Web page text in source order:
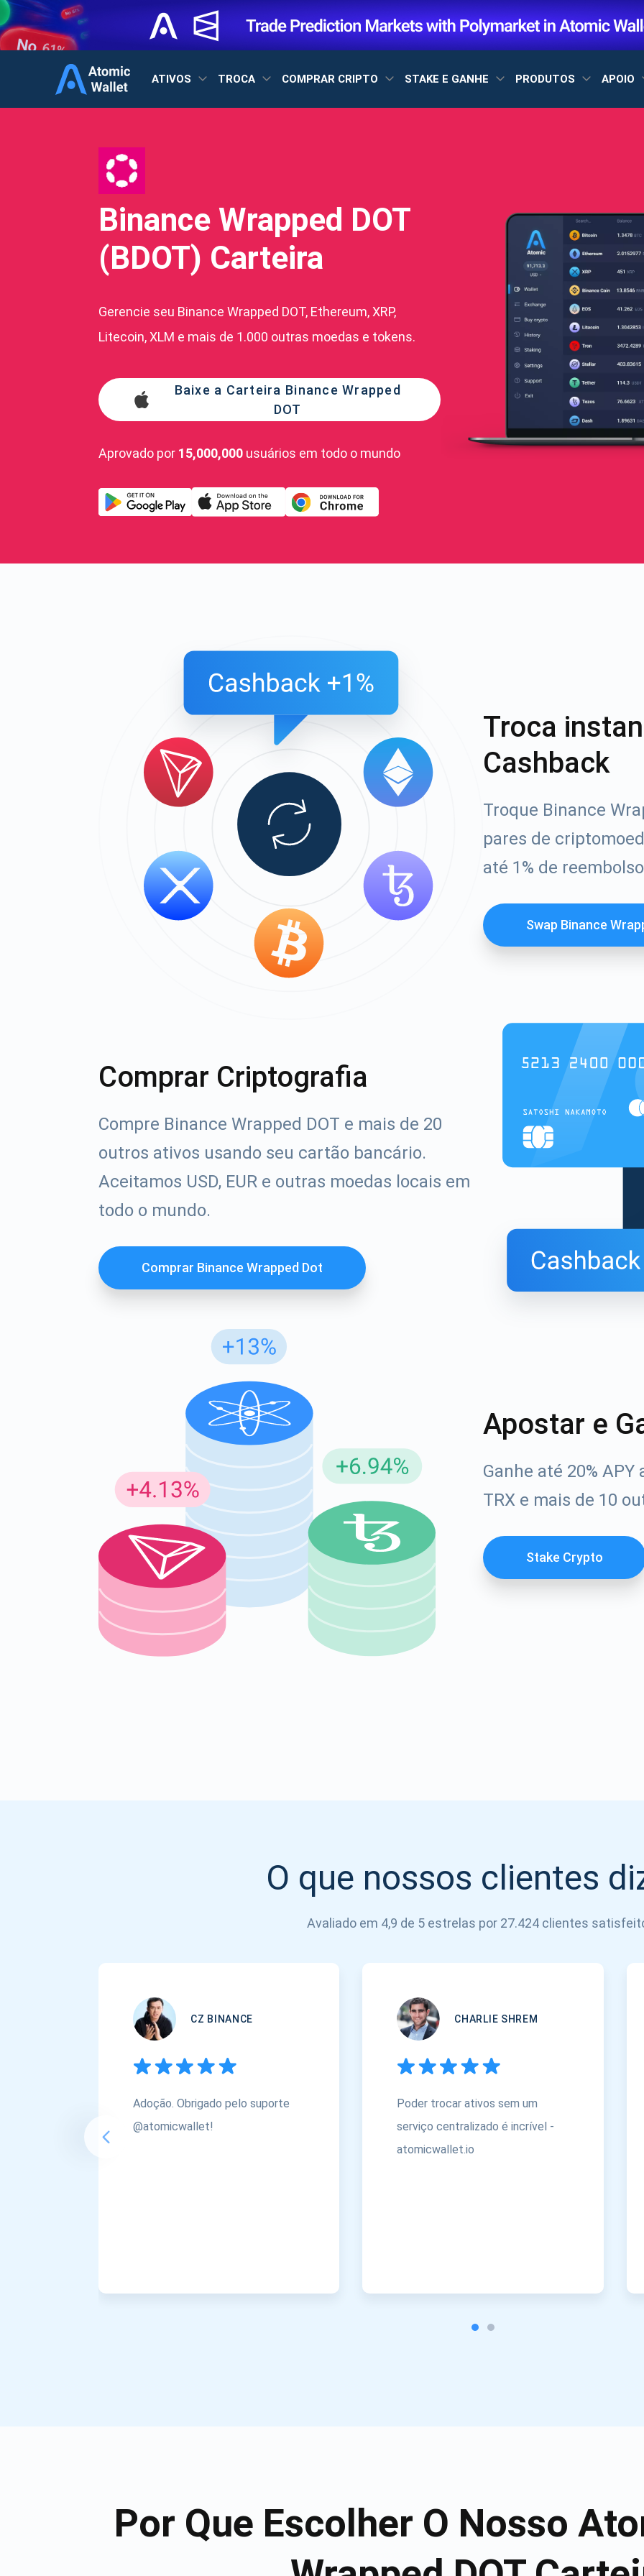
ATIVOS TROCA COMPRAR CRIPTO STAKE E GANHE PRODUTOS APOIO
Binance Wrapped DOT
(BDOT) Carteira
Gerencie seu Binance Wrapped DOT, Ethereum, XRP,
Litecoin, XLM e mais de 1.000 outras moedas e tokens.
Baixe a Carteira Binance Wrapped
DOT
Aprovado por 15,000,000 usuários em todo o mundo
Troca
Cashback
Troque Binance
pares de
até 1% de reembolso
Swap Binance
Comprar Criptografia
Compre Binance Wrapped DOT e mais de 20
outros ativos usando seu cartão bancário.
Aceitamos USD, EUR e outras moedas locais em
todo o mundo.
Comprar Binance Wrapped Dot
Apostar e
Ganhe até 20% APY
TRX e mais de 10
Stake Crypto
O que nossos clientes
Avaliado em 4,9 de 5 estrelas por 27.424 clientes
CZ BINANCE
Adoção. Obrigado pelo suporte
@atomicwallet!
CHARLIE SHREM
Poder trocar ativos sem um
serviço centralizado é incrível -
atomicwallet.io
Por Que Escolher O Nosso
1000.000
support@atomicwallet.io
Inscreva-se para atualizações
Seja o primeiro a receber as últimas atualizações do projeto e
criptografia